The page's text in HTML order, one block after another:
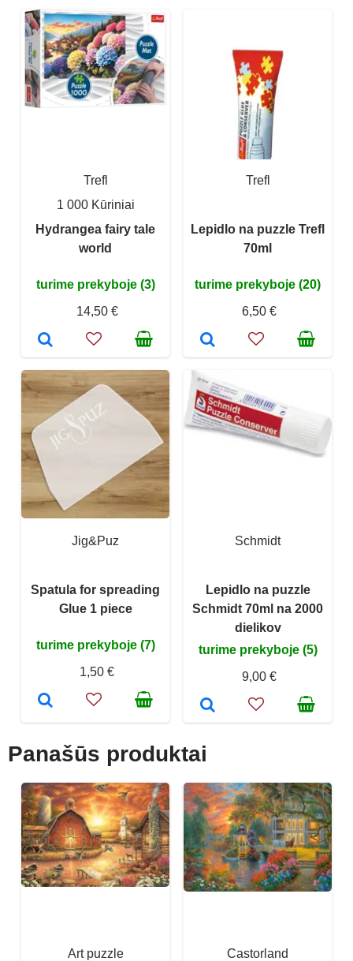
Trefl
1 000 Kūriniai
Hydrangea fairy tale
world
turime prekyboje (3)
14,50 €
Trefl
Lepidlo na puzzle Trefl
70ml
turime prekyboje (20)
6,50 €
Jig&Puz
Spatula for spreading
Glue 1 piece
turime prekyboje (7)
1,50 €
Schmidt
Lepidlo na puzzle
Schmidt 70ml na 2000
dielikov
turime prekyboje (5)
9,00 €
Panašūs produktai
Art puzzle
Castorland